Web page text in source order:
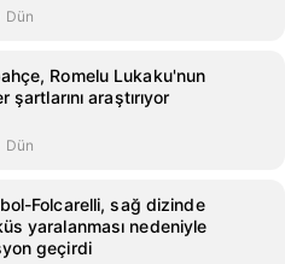
Dün
Romelu Lukaku'nun
şartlarını araştırıyor
Dün
Folcarelli, sağ dizinde
yaralanması nedeniyle
geçirdi